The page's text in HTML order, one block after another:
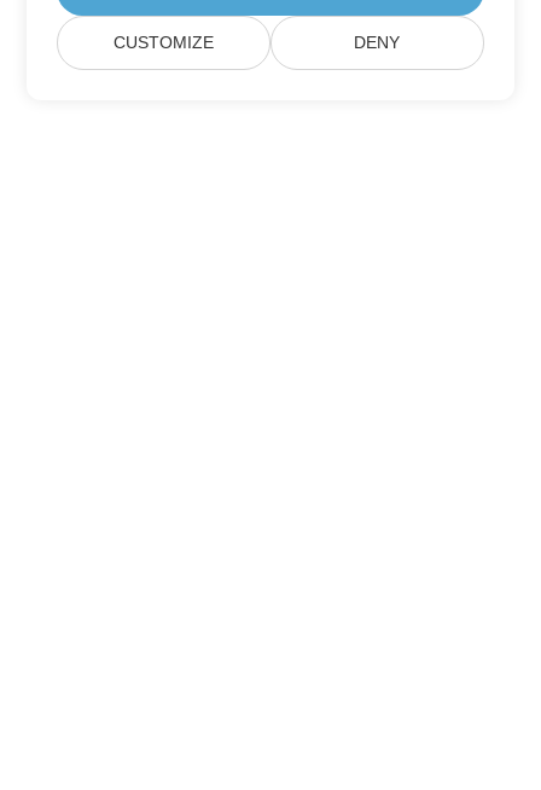
CUSTOMIZE DENY